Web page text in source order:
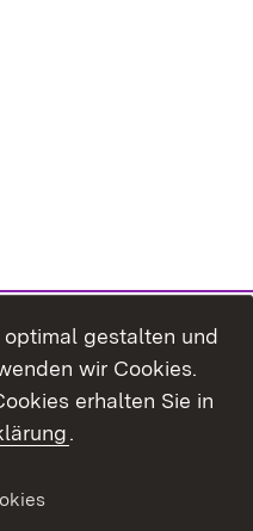
optimal gestalten und
wir Cookies.
erhalten Sie in
.